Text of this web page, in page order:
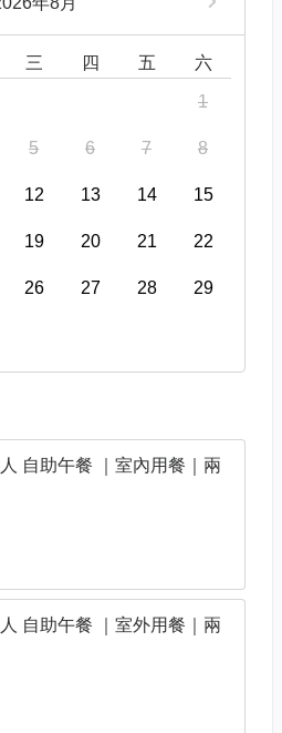
三 四 五 六
1
5 6 7 8
12 13 14 15
19 20 21 22
26 27 28 29
自助午餐 ｜室內用餐｜兩
自助午餐 ｜室外用餐｜兩